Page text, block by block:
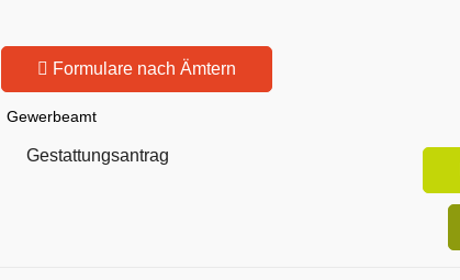
Formulare nach Ämtern
Gewerbeamt
Gestattungsantrag